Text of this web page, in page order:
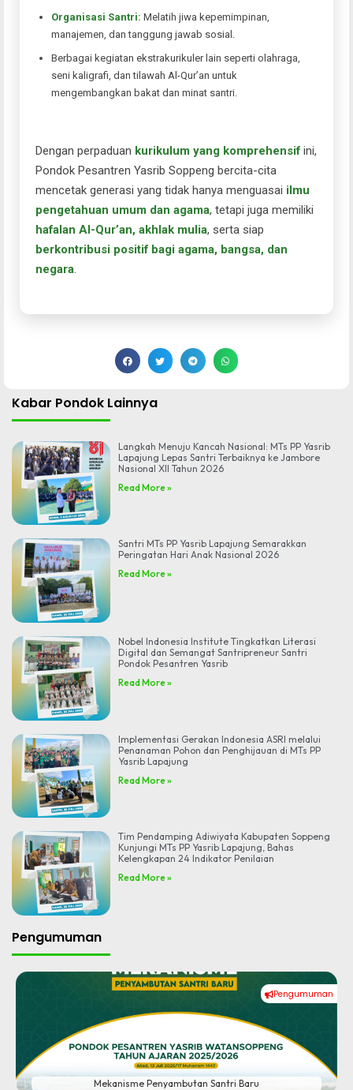
Organisasi Santri: Melatih jiwa kepemimpinan,
manajemen, dan tanggung jawab sosial.
Berbagai kegiatan ekstrakurikuler lain seperti olahraga,
seni kaligrafi, dan tilawah Al-Qur’an untuk
mengembangkan bakat dan minat santri.
Dengan perpaduan kurikulum yang komprehensif ini,
Pondok Pesantren Yasrib Soppeng bercita-cita
mencetak generasi yang tidak hanya menguasai ilmu
pengetahuan umum dan agama, tetapi juga memiliki
hafalan Al-Qur’an, akhlak mulia, serta siap
berkontribusi positif bagi agama, bangsa, dan
negara.
Kabar Pondok Lainnya
Langkah Menuju Kancah Nasional: MTs PP Yasrib
Lapajung Lepas Santri Terbaiknya ke Jambore
Nasional XII Tahun 2026
Read More »
Santri MTs PP Yasrib Lapajung Semarakkan
Peringatan Hari Anak Nasional 2026
Read More »
Nobel Indonesia Institute Tingkatkan Literasi
Digital dan Semangat Santripreneur Santri
Pondok Pesantren Yasrib
Read More »
Implementasi Gerakan Indonesia ASRI melalui
Penanaman Pohon dan Penghijauan di MTs PP
Yasrib Lapajung
Read More »
Tim Pendamping Adiwiyata Kabupaten Soppeng
Kunjungi MTs PP Yasrib Lapajung, Bahas
Kelengkapan 24 Indikator Penilaian
Read More »
Pengumuman
Pengumuman
Mekanisme Penyambutan Santri Baru